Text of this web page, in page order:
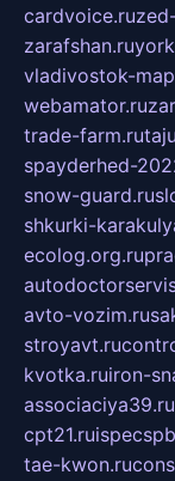
cardvoice.ru
zarafshan.ru
vladivostok-
webamator.ru
trade-farm.ru
spayderhed-
snow-guard.ru
shkurki-
ecolog.org.ru
avto-vozim.ru
stroyavt.ru
kvotka.ruiron-
associaciya39.ru
cpt21.ru
tae-kwon.ru